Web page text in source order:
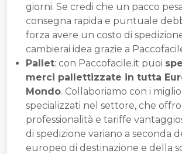
giorni. Se credi che un pacco
consegna rapida e puntuale
forza avere un costo di
cambierai idea grazie a
Pallet: con Paccofacile.it puoi
merci pallettizzate in tutta
Mondo. Collaboriamo con i
specializzati nel settore, che
professionalità e tariffe
di spedizione variano a seconda
europeo di destinazione e della